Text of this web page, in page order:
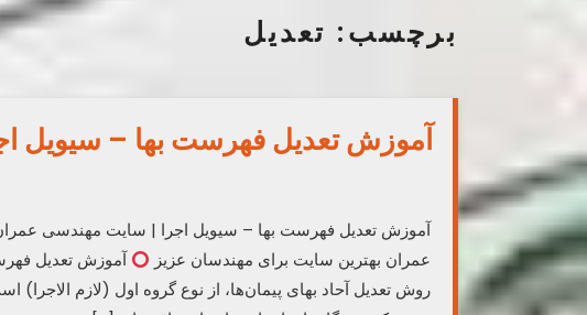
برچسب: تعدیل
آموزش تعدیل فهرست بها – سیویل
آموزش تعدیل فهرست بها – سیویل اجرا | سایت مهندسی
عمران بهترین سایت برای مهندسان عزیز
آموزش تعدیل
روش تعدیل آحاد بهای پیمان‌ها، از نوع گروه اول (لازم